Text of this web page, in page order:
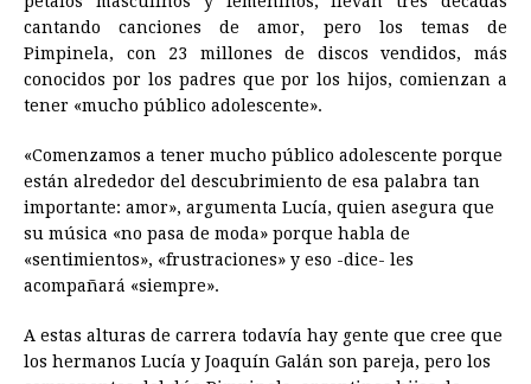
b
o
k
s
e
n
e
t
s
A
p
a
d
t
e
r
s
k
e
d
n
i
l
n
t
L
i
k
cantando canciones de amor, pero los temas de
Pimpinela, con 23 millones de discos vendidos, más
conocidos por los padres que por los hijos, comienzan a
tener «mucho público adolescente».
«Comenzamos a tener mucho público adolescente porque
están alrededor del descubrimiento de esa palabra tan
importante: amor», argumenta Lucía, quien asegura que
su música «no pasa de moda» porque habla de
«sentimientos», «frustraciones» y eso -dice- les
acompañará «siempre».
A estas alturas de carrera todavía hay gente que cree que
los hermanos Lucía y Joaquín Galán son pareja, pero los